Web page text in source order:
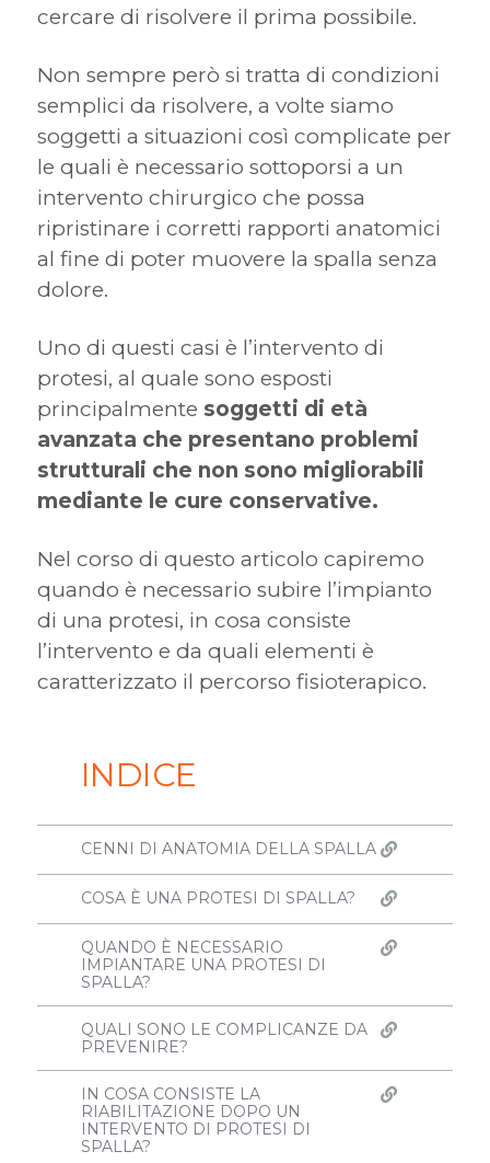
cercare di risolvere il prima possibile.
Non sempre però si tratta di condizioni
semplici da risolvere, a volte siamo
soggetti a situazioni così complicate per
le quali è necessario sottoporsi a un
intervento chirurgico che possa
ripristinare i corretti rapporti anatomici
al fine di poter muovere la spalla senza
dolore.
Uno di questi casi è l’intervento di
protesi, al quale sono esposti
principalmente soggetti di età
avanzata che presentano problemi
strutturali che non sono migliorabili
mediante le cure conservative.
Nel corso di questo articolo capiremo
quando è necessario subire l’impianto
di una protesi, in cosa consiste
l’intervento e da quali elementi è
caratterizzato il percorso fisioterapico.
INDICE
CENNI DI ANATOMIA DELLA SPALLA
COSA È UNA PROTESI DI SPALLA?
QUANDO È NECESSARIO
IMPIANTARE UNA PROTESI DI
SPALLA?
QUALI SONO LE COMPLICANZE DA
PREVENIRE?
IN COSA CONSISTE LA
RIABILITAZIONE DOPO UN
INTERVENTO DI PROTESI DI
SPALLA?